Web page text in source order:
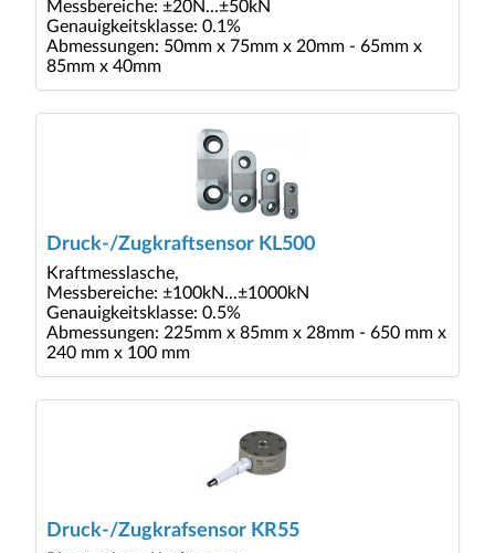
Messbereiche: ±20N...±50kN
Genauigkeitsklasse: 0.1%
Abmessungen: 50mm x 75mm x 20mm - 65mm x
85mm x 40mm
Druck-/Zugkraftsensor KL500
Kraftmesslasche,
Messbereiche: ±100kN...±1000kN
Genauigkeitsklasse: 0.5%
Abmessungen: 225mm x 85mm x 28mm - 650 mm x
240 mm x 100 mm
Druck-/Zugkrafsensor KR55